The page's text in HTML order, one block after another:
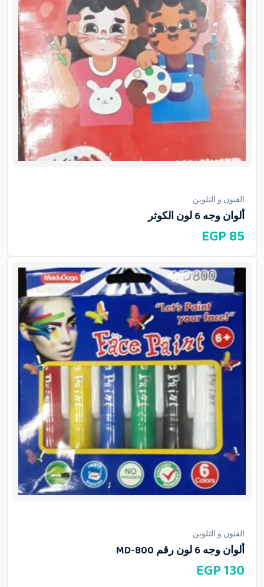
الفنون و التلوين
ألوان وجه 6 لون الكوثر
85
EGP
الفنون و التلوين
ألوان وجه 6 لون رقم MD-800
130
EGP